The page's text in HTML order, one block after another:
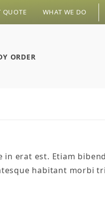
QUOTE WHAT WE DO
ORDER
erat est. Etiam
habitant morbi